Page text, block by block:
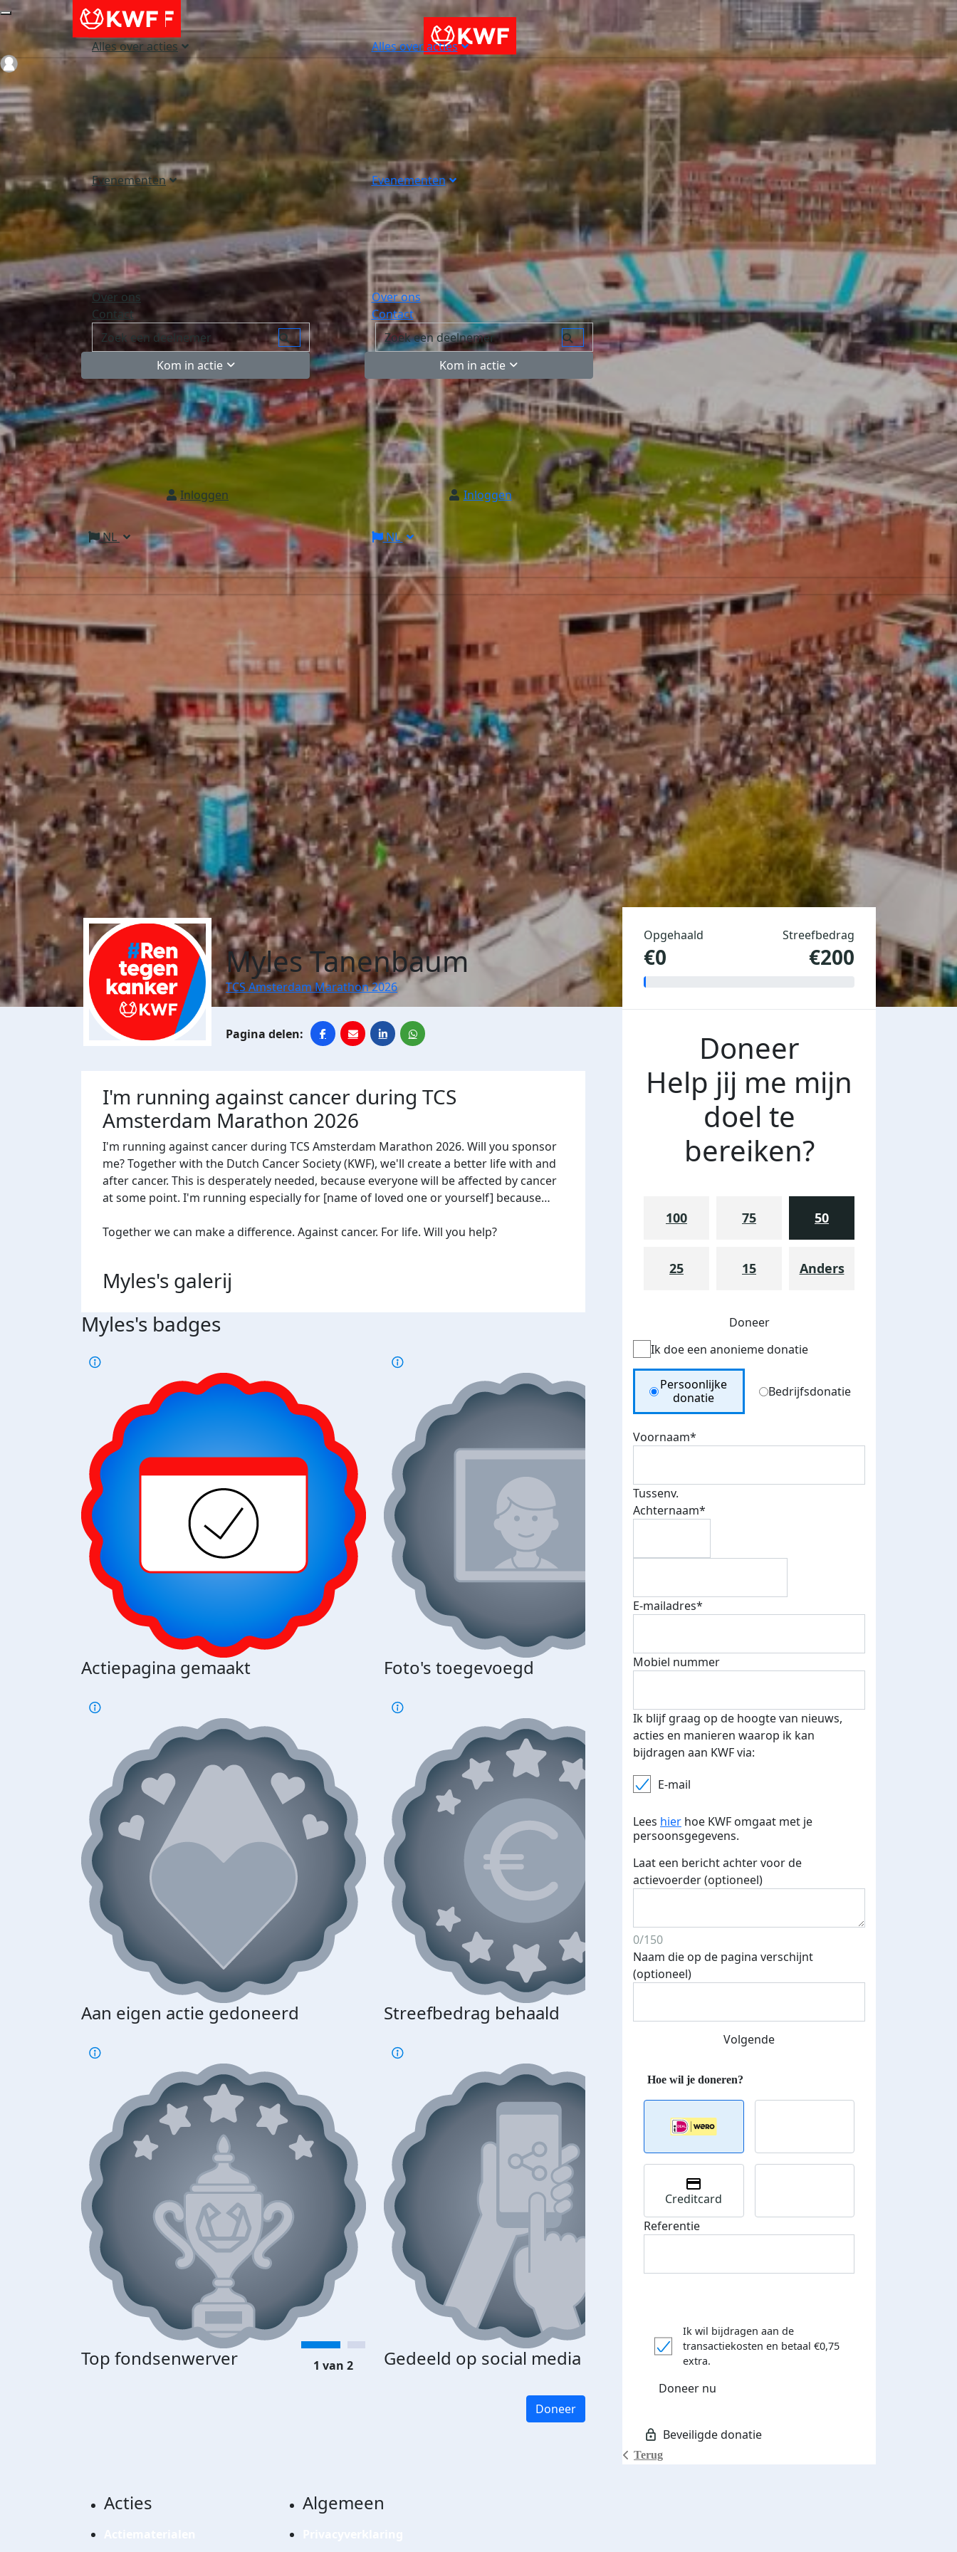
Alles over acties
Evenementen
Over ons
Contact
Kom in actie
Inloggen
NL
Alles over acties
Evenementen
Over ons
Contact
Kom in actie
Inloggen
NL
Login
Myles Tanenbaum
TCS Amsterdam Marathon 2026
I'm running against cancer during TCS
Amsterdam Marathon 2026
I'm running against cancer during TCS Amsterdam Marathon 2026. Will you sponsor
me? Together with the Dutch Cancer Society (KWF), we'll create a better life with and
after cancer. This is desperately needed, because everyone will be affected by cancer
at some point. I'm running especially for [name of loved one or yourself] because…
Together we can make a difference. Against cancer. For life. Will you help?
Myles's galerij
Myles's badges
Actiepagina gemaakt Foto's toegevoegd E-mails verstuurd
Aan eigen actie gedoneerd Streefbedrag behaald
Top fondsenwerver Gedeeld op social media Donateurs bedankt
€500 euro opgehaald: t-shirt
1 van 2
Doneer
Opgehaald
€0
Streefbedrag
€200
Doneer
Help jij me mijn
doel te
bereiken?
100 75 50
25 15 Anders
Doneer
Ik doe een anonieme donatie
Donation Type
Persoonlijke
donatie
Bedrijfsdonatie
Voornaam*
Tussenv.
Achternaam*
E-mailadres*
Mobiel nummer
Ik blijf graag op de hoogte van nieuws,
acties en manieren waarop ik kan
bijdragen aan KWF via:
E-mail
Lees hier hoe KWF omgaat met je
persoonsgegevens.
Laat een bericht achter voor de
actievoerder (optioneel)
0/150
Naam die op de pagina verschijnt
(optioneel)
Volgende
Terug
Creditcard
Referentie
Ik wil bijdragen aan de
transactiekosten en betaal €0,75
extra.
Doneer nu
Acties Algemeen